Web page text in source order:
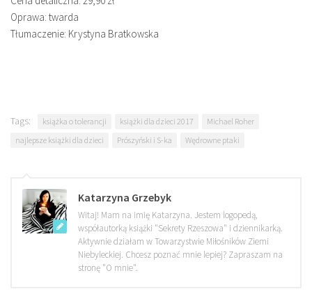
Oprawa: twarda
Tłumaczenie: Krystyna Bratkowska
Tags: książka o tolerancji książki dla dzieci 2017
Michael Roher
najlepsze książki dla dzieci
Prószyński i S-ka Wędrowne ptaki
Katarzyna Grzebyk
Witaj! Mam na imię Katarzyna. Jestem logopedą,
współautorką książki "Sekrety Rzeszowa" i dziennikarką.
Aktywnie działam w Towarzystwie Miłośników Ziemi
Niebyleckiej. Chcesz poznać mnie lepiej? Zapraszam na
stronę "O mnie".